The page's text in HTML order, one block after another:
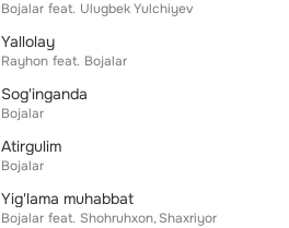
Bojalar feat. Ulugbek Yulchiyev
Yallolay
Rayhon feat. Bojalar
Sog'inganda
Bojalar
Atirgulim
Bojalar
Yig'lama muhabbat
Bojalar feat. Shohruhxon Shaxriyor